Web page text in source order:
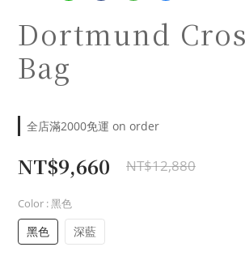
Dortmund
Bag
全店滿2000免運 on order
NT$9,660 NT$12,880
Color : 黑色
黑色 深藍